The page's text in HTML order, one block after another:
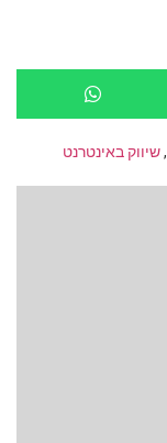
,שיווק באינטרנט